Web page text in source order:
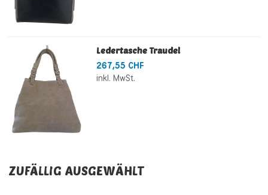
Ledertasche Traudel
267,55 CHF
inkl. MwSt.
ZUFÄLLIG AUSGEWÄHLT